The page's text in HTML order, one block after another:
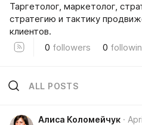
Таргетолог, маркетолог,
стратегию и тактику
клиентов.
0 followers 0
ALL POSTS
Алиса Коломейчук